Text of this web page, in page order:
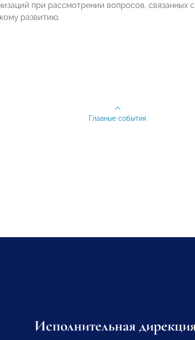
при рассмотрении вопросов,
развитию.
Главные события
Исполнительная